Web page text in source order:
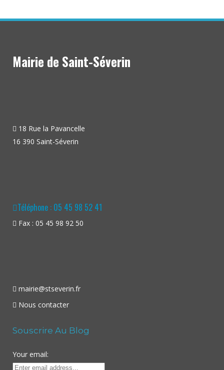
Mairie de Saint-Séverin
18 Rue la Pavancelle
16 390 Saint-Séverin
Téléphone : 05 45 98 52 41
Fax : 05 45 98 92 50
mairie@stseverin.fr
Nous contacter
Souscrire Au Blog
Your email: